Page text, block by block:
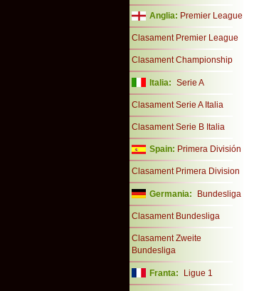
Anglia: Premier League
Clasament Premier League
Clasament Championship
Italia: Serie A
Clasament Serie A Italia
Clasament Serie B Italia
Spain: Primera División
Clasament Primera Division
Germania: Bundesliga
Clasament Bundesliga
Clasament Zweite
Bundesliga
Franta: Ligue 1